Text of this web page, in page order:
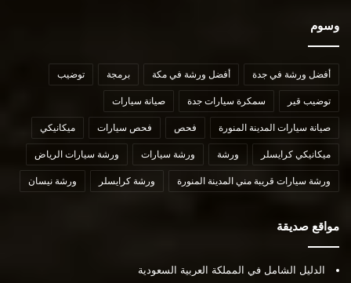
وسوم
أفضل ورشة في جدة أفضل ورشة في مكة برمجة توضيب
توضيب قير سمكرة سيارات جدة صيانة سيارات
صيانة سيارات المدينة المنورة فحص فحص سيارات ميكانيكي
ميكانيكي كرايسلر ورشة ورشة سيارات ورشة سيارات الرياض
ورشة سيارات قريبة مني المدينة المنورة ورشة كرايسلر ورشة نيسان
مواقع صديقة
الدليل الشامل في المملكة العربية السعودية